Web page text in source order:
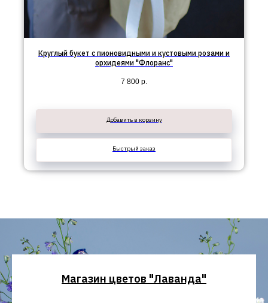
Круглый букет с пионовидными и кустовыми розами и
орхидеями "Флоранс"
7 800 р.
Добавить в корзину
Быстрый заказ
Магазин цветов "Лаванда"